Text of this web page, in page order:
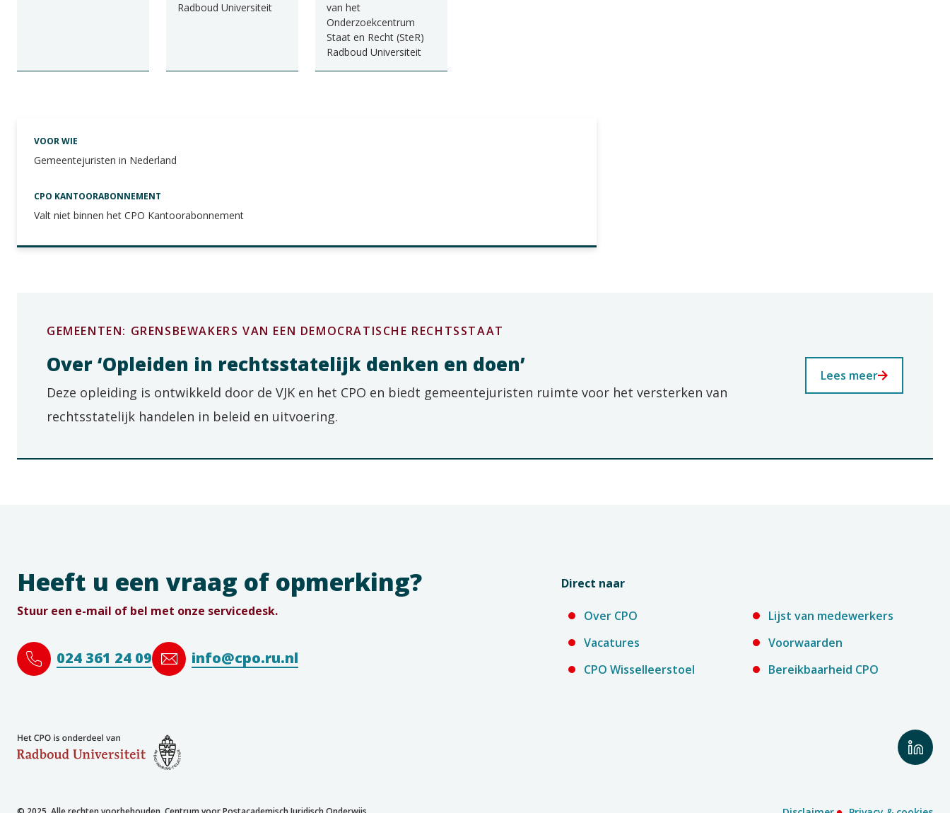
Radboud Universiteit
van het
Onderzoekcentrum
Staat en Recht (SteR)
Radboud Universiteit
VOOR WIE
Gemeentejuristen in Nederland
CPO KANTOORABONNEMENT
Valt niet binnen het CPO Kantoorabonnement
GEMEENTEN: GRENSBEWAKERS VAN EEN DEMOCRATISCHE RECHTSSTAAT
Over ‘Opleiden in rechtsstatelijk denken en doen’
Deze opleiding is ontwikkeld door de VJK en het CPO en biedt gemeentejuristen ruimte voor het versterken van
rechtsstatelijk handelen in beleid en uitvoering.
Lees meer
Heeft u een vraag of opmerking?
Stuur een e-mail of bel met onze servicedesk.
024 361 24 09 info@cpo.ru.nl
Direct naar
Over CPO
Lijst van medewerkers
Vacatures
Voorwaarden
CPO Wisselleerstoel
Bereikbaarheid CPO
Volg
ons